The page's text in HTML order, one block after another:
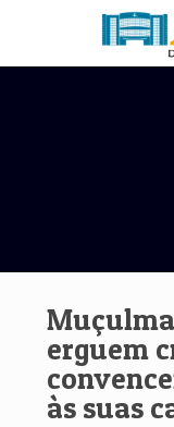
erguem
às suas